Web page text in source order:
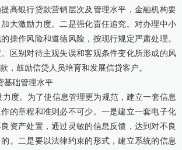
高银行贷款营销层次及管理水平，金融机构要
大激励力度。二是强化责任追究。对办理中小
操作风险和道德风险，按现行规定严肃处理。
区别对待主观失误和客观条件变化所形成的风
，鼓励信贷人员培育和发展信贷客户。
基础管理水平
度。为了使信息管理更为规范，建立一套信息
的章程和准则必不可少。一是建立一套电子化
资产处置，通过灵敏的信息反馈，达到对不良
。二是要以法律约束的形式，建立系统的信息